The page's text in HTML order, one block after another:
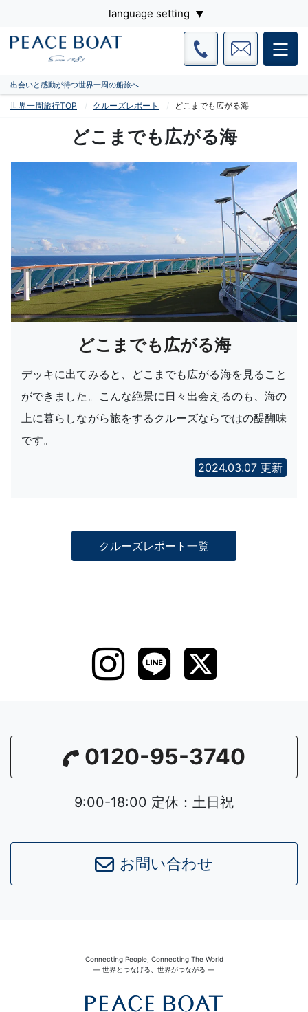
language setting
出会いと感動が待つ世界一周の船旅へ
世界一周旅行TOP クルーズレポート どこまでも広がる海
どこまでも広がる海
どこまでも広がる海
デッキに出てみると、どこまでも広がる海を見ること
ができました。こんな絶景に日々出会えるのも、海の
上に暮らしながら旅をするクルーズならではの醍醐味
です。
2024.03.07 更新
クルーズレポート一覧
0120-95-3740
9:00-18:00 定休：土日祝
お問い合わせ
Connecting People, Connecting The World
― 世界とつなげる、世界がつながる ―